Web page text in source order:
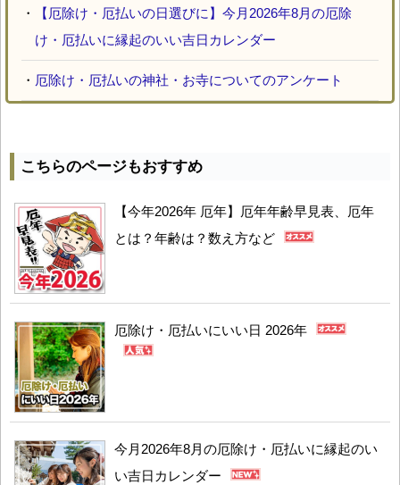
・
【厄除け・厄払いの日選びに】今月2026年8月の厄除
け・厄払いに縁起のいい吉日カレンダー
・ 厄除け・厄払いの神社・お寺についてのアンケート
こちらのページもおすすめ
【今年2026年 厄年】厄年年齢早見表、厄年
とは？年齢は？数え方など
厄除け・厄払いにいい日 2026年
今月2026年8月の厄除け・厄払いに縁起のい
い吉日カレンダー